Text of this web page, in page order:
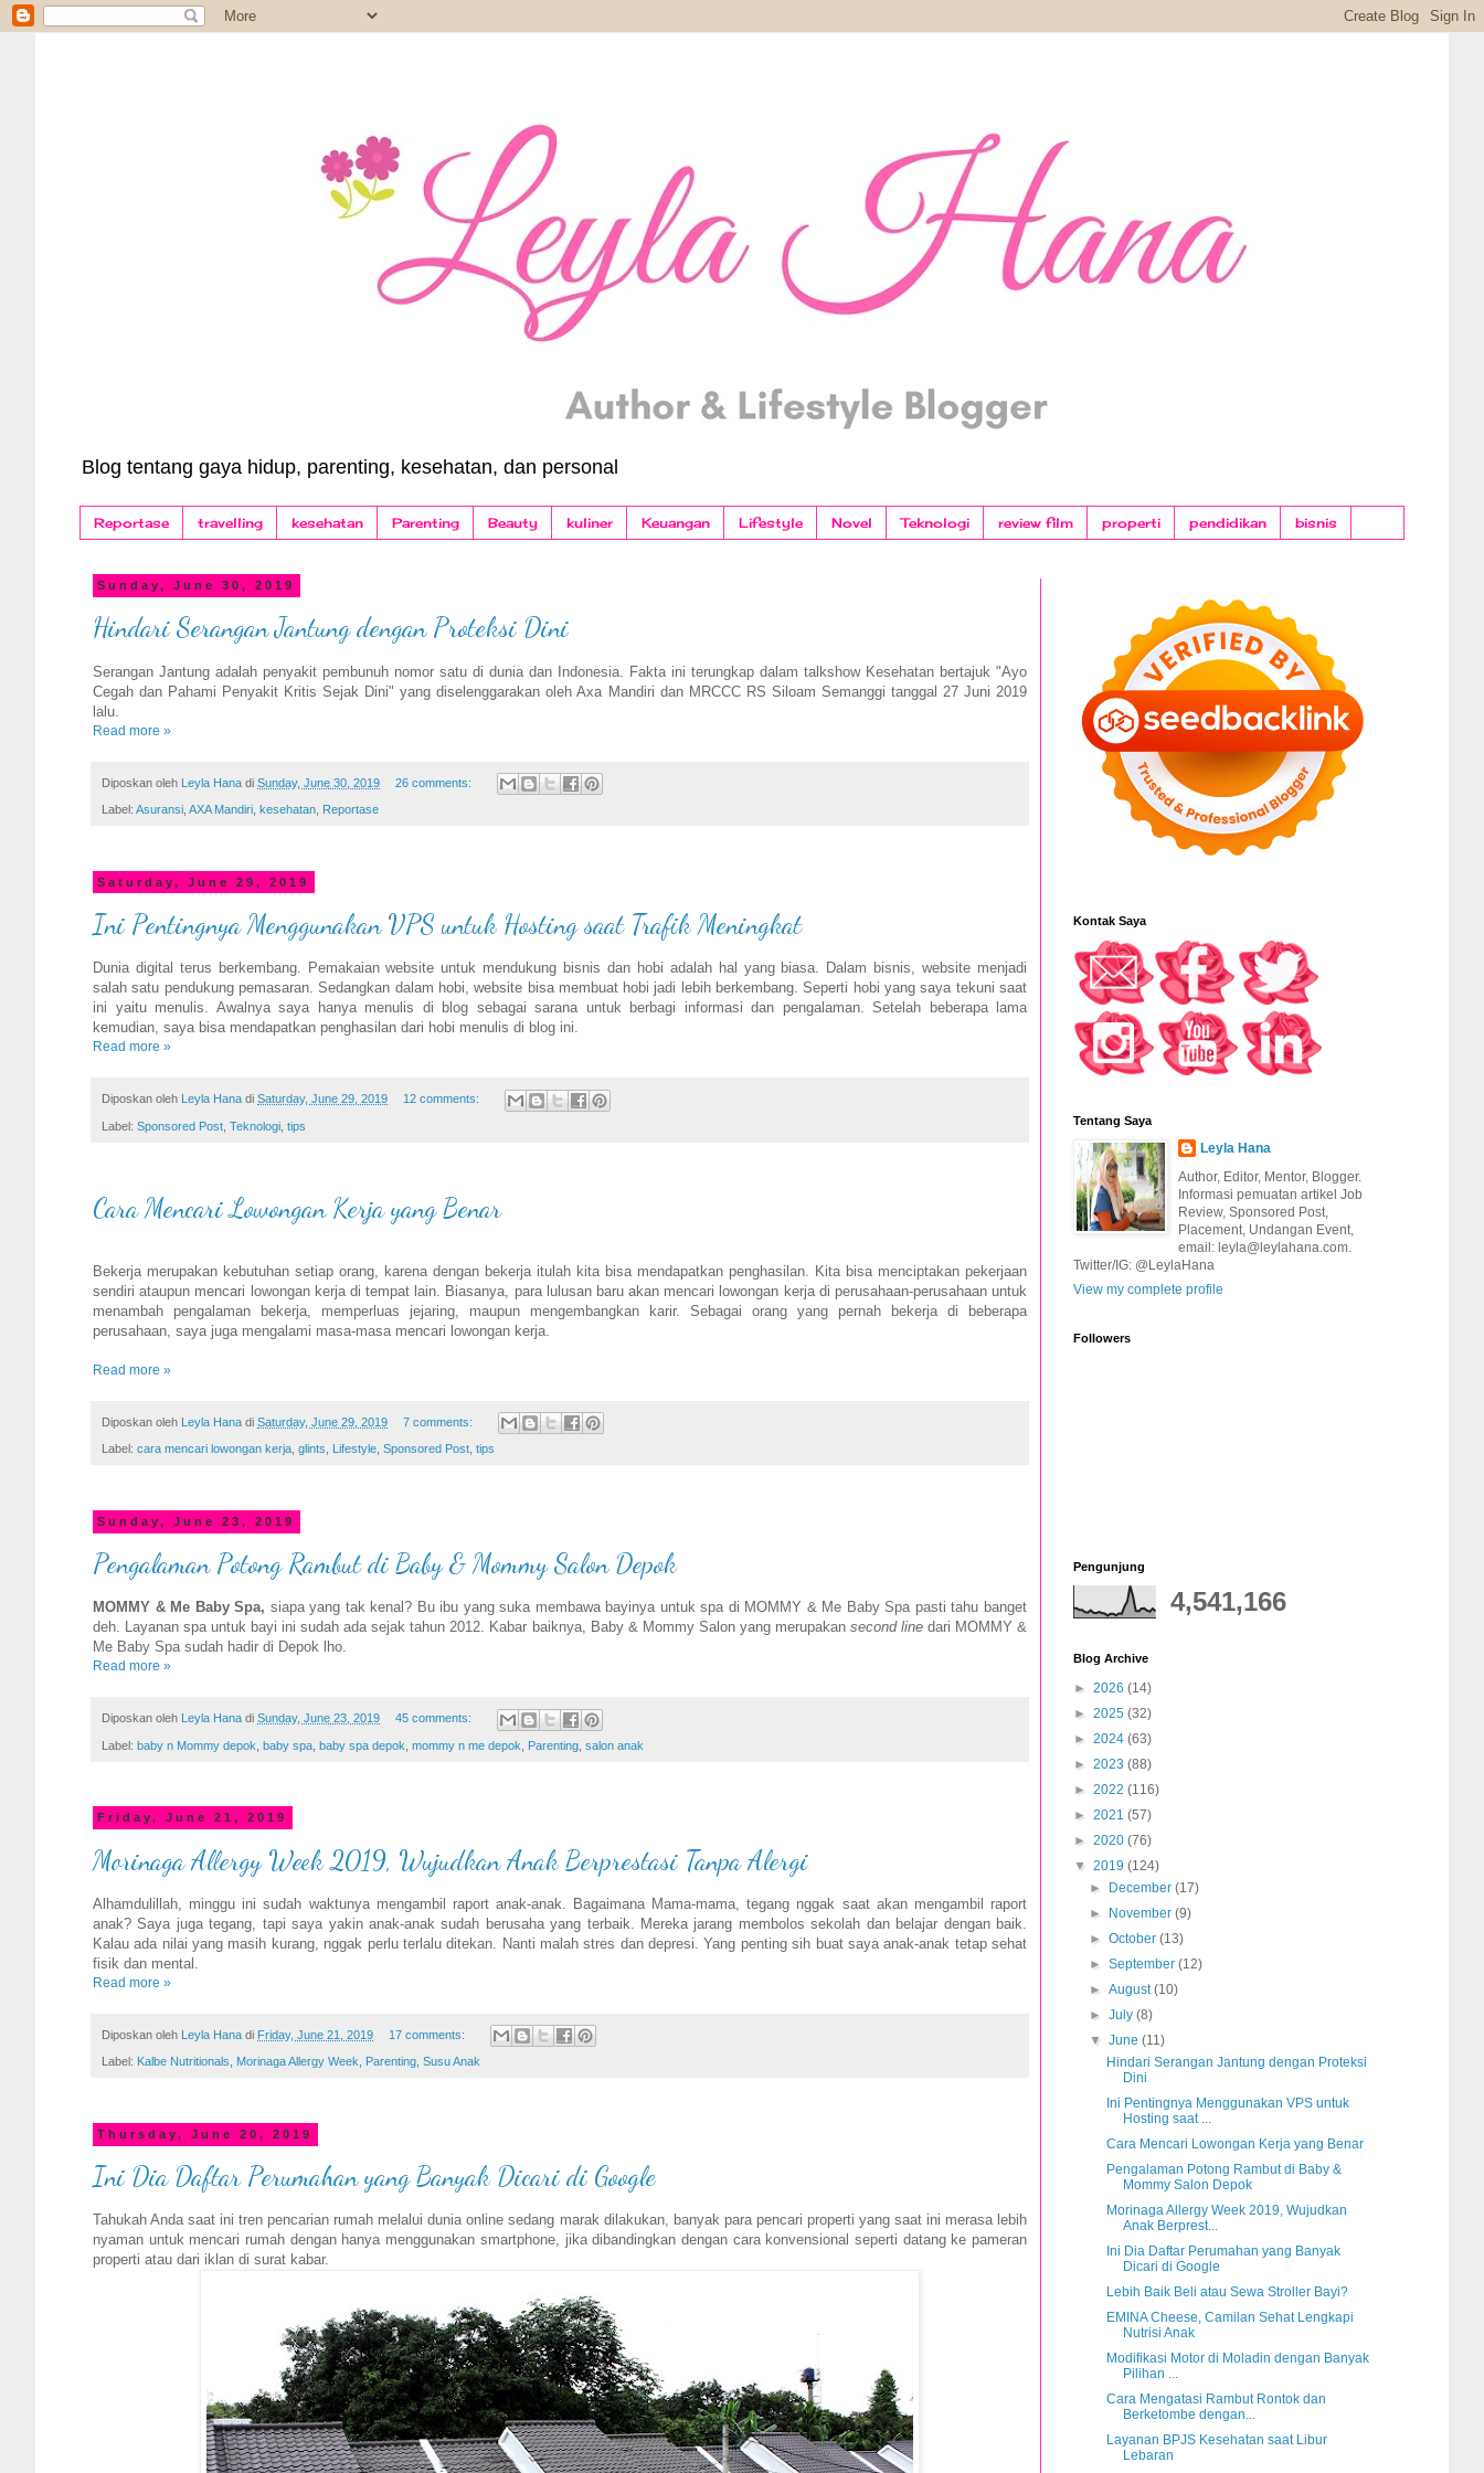
Blog tentang gaya hidup, parenting, kesehatan, dan personal
Reportase travelling kesehatan Parenting Beauty kuliner Keuangan Lifestyle Novel Teknologi review film properti pendidikan bisnis
Sunday, June 30, 2019
Hindari Serangan Jantung dengan Proteksi Dini
Serangan Jantung adalah penyakit pembunuh nomor satu di dunia dan Indonesia. Fakta ini terungkap dalam talkshow Kesehatan bertajuk "Ayo
Cegah dan Pahami Penyakit Kritis Sejak Dini" yang diselenggarakan oleh Axa Mandiri dan MRCCC RS Siloam Semanggi tanggal 27 Juni 2019
lalu.
Read more »
Diposkan oleh Leyla Hana di Sunday, June 30, 2019 26 comments:
Label: Asuransi AXA Mandiri kesehatan Reportase
Saturday, June 29, 2019
Ini Pentingnya Menggunakan VPS untuk Hosting saat Trafik Meningkat
Dunia digital terus berkembang. Pemakaian website untuk mendukung bisnis dan hobi adalah hal yang biasa. Dalam bisnis, website menjadi
salah satu pendukung pemasaran. Sedangkan dalam hobi, website bisa membuat hobi jadi lebih berkembang. Seperti hobi yang saya tekuni saat
ini yaitu menulis. Awalnya saya hanya menulis di blog sebagai sarana untuk berbagi informasi dan pengalaman. Setelah beberapa lama
kemudian, saya bisa mendapatkan penghasilan dari hobi menulis di blog ini.
Read more »
Diposkan oleh Leyla Hana di Saturday, June 29, 2019 12 comments:
Label: Sponsored Post Teknologi tips
Cara Mencari Lowongan Kerja yang Benar
Bekerja merupakan kebutuhan setiap orang, karena dengan bekerja itulah kita bisa mendapatkan penghasilan. Kita bisa menciptakan pekerjaan
sendiri ataupun mencari lowongan kerja di tempat lain. Biasanya, para lulusan baru akan mencari lowongan kerja di perusahaan-perusahaan untuk
menambah pengalaman bekerja, memperluas jejaring, maupun mengembangkan karir. Sebagai orang yang pernah bekerja di beberapa
perusahaan, saya juga mengalami masa-masa mencari lowongan kerja.
Read more »
Diposkan oleh Leyla Hana di Saturday, June 29, 2019 7 comments:
Label: cara mencari lowongan kerja glints Lifestyle Sponsored Post tips
Sunday, June 23, 2019
Pengalaman Potong Rambut di Baby & Mommy Salon Depok
MOMMY & Me Baby Spa, siapa yang tak kenal? Bu ibu yang suka membawa bayinya untuk spa di MOMMY & Me Baby Spa pasti tahu banget
deh. Layanan spa untuk bayi ini sudah ada sejak tahun 2012. Kabar baiknya, Baby & Mommy Salon yang merupakan second linedari MOMMY &
Me Baby Spa sudah hadir di Depok lho.
Read more »
Diposkan oleh Leyla Hana di Sunday, June 23, 2019 45 comments:
Label: baby n Mommy depok baby spa baby spa depok mommy n me depok Parenting salon anak
Friday, June 21, 2019
Morinaga Allergy Week 2019, Wujudkan Anak Berprestasi Tanpa Alergi
Alhamdulillah, minggu ini sudah waktunya mengambil raport anak-anak. Bagaimana Mama-mama, tegang nggak saat akan mengambil raport
anak? Saya juga tegang, tapi saya yakin anak-anak sudah berusaha yang terbaik. Mereka jarang membolos sekolah dan belajar dengan baik.
Kalau ada nilai yang masih kurang, nggak perlu terlalu ditekan. Nanti malah stres dan depresi. Yang penting sih buat saya anak-anak tetap sehat
fisik dan mental.
Read more »
Diposkan oleh Leyla Hana di Friday, June 21, 2019 17 comments:
Label: Kalbe Nutritionals Morinaga Allergy Week Parenting Susu Anak
Thursday, June 20, 2019
Ini Dia Daftar Perumahan yang Banyak Dicari di Google
Tahukah Anda saat ini tren pencarian rumah melalui dunia online sedang marak dilakukan, banyak para pencari properti yang saat ini merasa lebih
nyaman untuk mencari rumah dengan hanya menggunakan smartphone, jika dibandingkan dengan cara konvensional seperti datang ke pameran
properti atau dari iklan di surat kabar.
Kontak Saya
Tentang Saya
Leyla Hana
Author, Editor, Mentor, Blogger.
Informasi pemuatan artikel Job
Review, Sponsored Post,
Placement, Undangan Event,
email: leyla@leylahana.com.
Twitter/IG: @LeylaHana
View my complete profile
Followers
Pengunjung
4,541,166
Blog Archive
► 2026 (14)
► 2025 (32)
► 2024 (63)
► 2023 (88)
► 2022 (116)
► 2021 (57)
► 2020 (76)
▼ 2019 (124)
►
December(17)
►
November(9)
►October(13)
►September(12)
►August(10)
►July(8)
▼June(11)
Hindari Serangan Jantung dengan Proteksi
Dini
Ini Pentingnya Menggunakan VPS untuk
Hosting saat ...
Cara Mencari Lowongan Kerja yang Benar
Pengalaman Potong Rambut di Baby &
Mommy Salon Depok
Morinaga Allergy Week 2019, Wujudkan
Anak Berprest...
Ini Dia Daftar Perumahan yang Banyak
Dicari di Google
Lebih Baik Beli atau Sewa Stroller Bayi?
EMINA Cheese, Camilan Sehat Lengkapi
Nutrisi Anak
Modifikasi Motor di Moladin dengan Banyak
Pilihan ...
Cara Mengatasi Rambut Rontok dan
Berketombe dengan...
Layanan BPJS Kesehatan saat Libur
Lebaran